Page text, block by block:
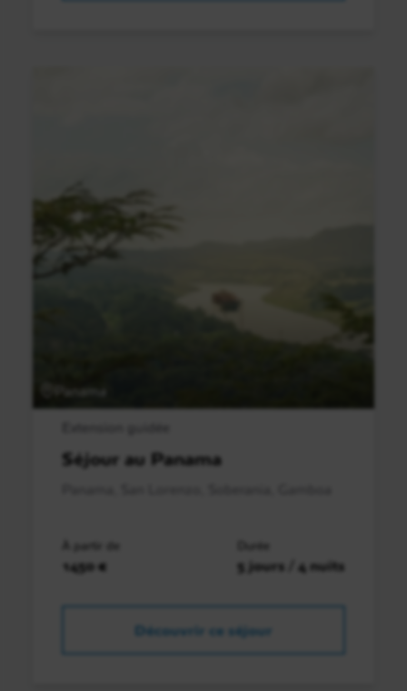
Panama
Séjour au Panama
À partir de
1450 €
Durée
5 jours / 4 nuits
Découvrir ce séjour